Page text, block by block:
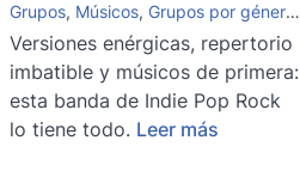
Grupos, Músicos, Grupos por género ,
Versiones enérgicas, repertorio
imbatible y músicos de primera:
esta banda de Indie Pop Rock
lo tiene todo. Leer más